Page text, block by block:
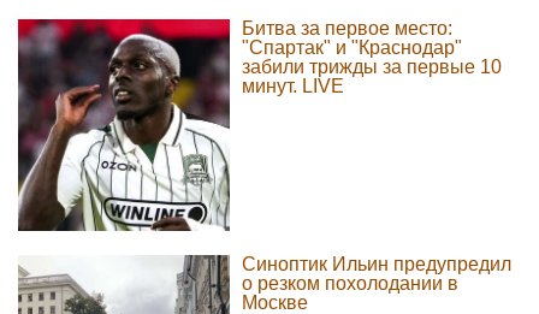
Битва за первое место:
"Спартак" и "Краснодар"
забили трижды за первые 10
минут. LIVE
Синоптик Ильин предупредил
о резком похолодании в
Москве